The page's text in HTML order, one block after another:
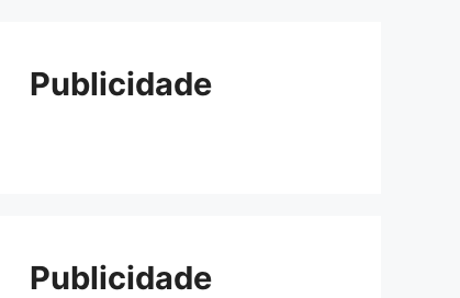
Publicidade
Publicidade